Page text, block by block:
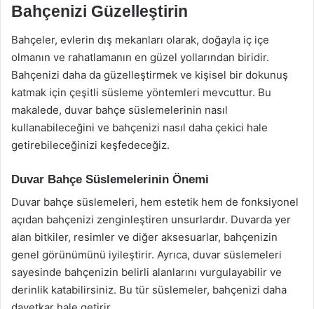
Bahçenizi Güzelleştirin
Bahçeler, evlerin dış mekanları olarak, doğayla iç içe
olmanın ve rahatlamanın en güzel yollarından biridir.
Bahçenizi daha da güzelleştirmek ve kişisel bir dokunuş
katmak için çeşitli süsleme yöntemleri mevcuttur. Bu
makalede, duvar bahçe süslemelerinin nasıl
kullanabileceğini ve bahçenizi nasıl daha çekici hale
getirebileceğinizi keşfedeceğiz.
Duvar Bahçe Süslemelerinin Önemi
Duvar bahçe süslemeleri, hem estetik hem de fonksiyonel
açıdan bahçenizi zenginleştiren unsurlardır. Duvarda yer
alan bitkiler, resimler ve diğer aksesuarlar, bahçenizin
genel görünümünü iyileştirir. Ayrıca, duvar süslemeleri
sayesinde bahçenizin belirli alanlarını vurgulayabilir ve
derinlik katabilirsiniz. Bu tür süslemeler, bahçenizi daha